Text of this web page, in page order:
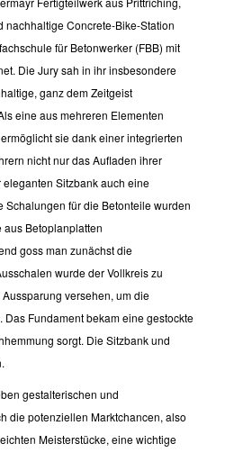
nachhaltige Concrete-Bike-Station
für Betonwerker (FBB) mit
Die Jury sah in ihr insbesondere
ganz dem Zeitgeist
eine aus mehreren Elementen
sie dank einer integrierten
nicht nur das Aufladen ihrer
Sitzbank auch eine
Schalungen für die Betonteile wurden
Betoplanplatten
goss man zunächst die
wurde der Vollkreis zu
versehen, um die
Fundament bekam eine gestockte
sorgt. Die Sitzbank und
gestalterischen und
die potenziellen Marktchancen, also
Meisterstücke, eine wichtige